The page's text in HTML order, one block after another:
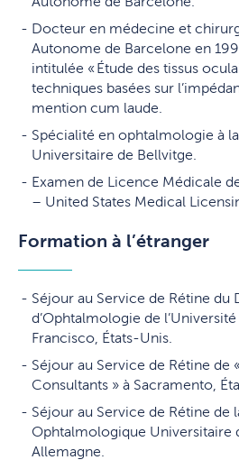
Docteur en médecine et
Autonome de Barcelone en
intitulée « Étude des tissus
techniques basées sur
mention cum laude.
Spécialité en ophtalmologie à
Universitaire de Bellvitge.
Examen de Licence Médicale
– United States Medical
Formation à l’étranger
Séjour au Service de Rétine du
d’Ophtalmologie de
Francisco, États-Unis.
Séjour au Service de Rétine de
Consultants » à Sacramento,
Séjour au Service de Rétine de
Ophtalmologique Universitaire
Allemagne.